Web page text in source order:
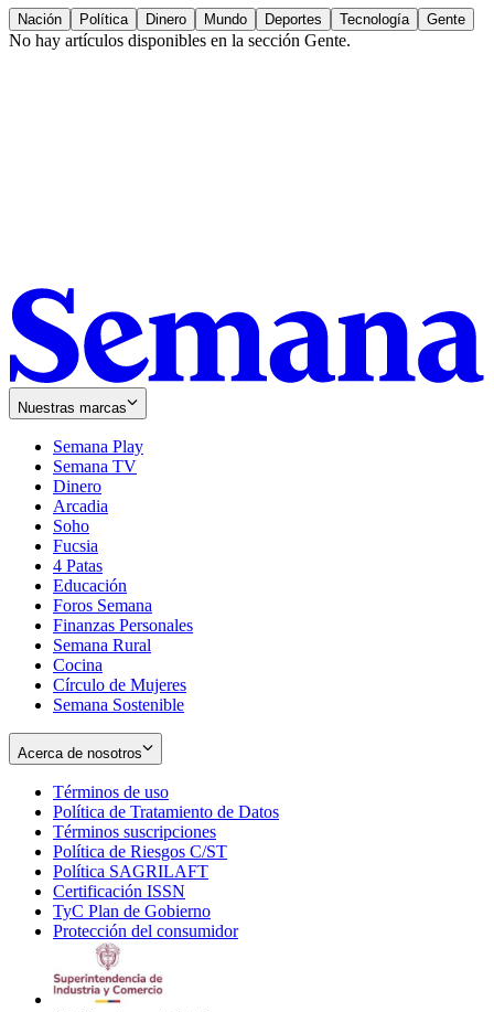
Nación Política Dinero Mundo Deportes Tecnología Gente
No hay artículos disponibles en la sección Gente.
Nuestras marcas
Semana Play
Semana TV
Dinero
Arcadia
Soho
in
new
window
Fucsia
in
new
window
4 Patas
Educación
Foros Semana
Finanzas Personales
Semana Rural
Cocina
Círculo de Mujeres
Semana Sostenible
Acerca de nosotros
Términos de uso
in
new
window
Política de Tratamiento de Datos
Términos suscripciones
in
Política de Riesgos C/ST
Política SAGRILAFT
new
window
Certificación ISSN
in
new
TyC Plan de Gobierno
in
Protección del consumidorOpens